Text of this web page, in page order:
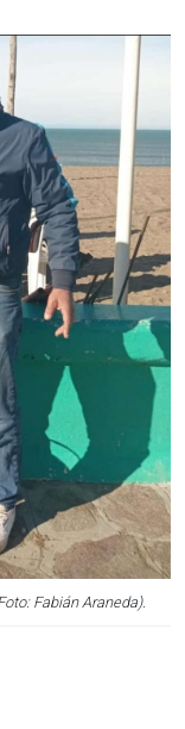
Fabián Araneda).